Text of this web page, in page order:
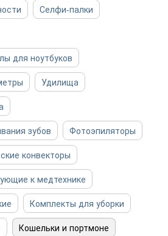
Селфи-палки
для ноутбуков
Удилища
зубов
Фотоэпиляторы
конвекторы
к медтехнике
Комплекты для уборки
Кошельки и портмоне